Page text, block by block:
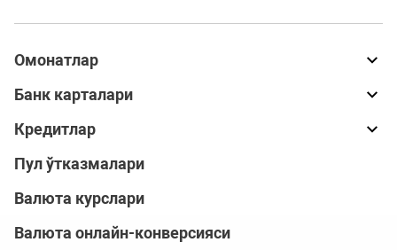
Омонатлар
Банк карталари
Кредитлар
Пул ўтказмалари
Валюта курслари
Валюта онлайн-конверсияси